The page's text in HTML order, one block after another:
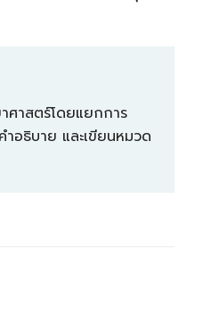
ศาสตร์โดยแยกการ
ำอธิบาย และเขียนหมวด